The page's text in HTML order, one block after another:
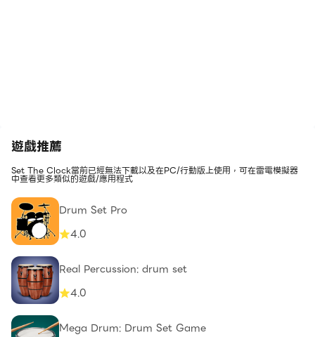
遊戲推薦
Set The Clock當前已經無法下載以及在PC/行動版上使用，可在雷電模擬器
中查看更多類似的遊戲/應用程式
Drum Set Pro
4.0
Real Percussion: drum set
4.0
Mega Drum: Drum Set Game